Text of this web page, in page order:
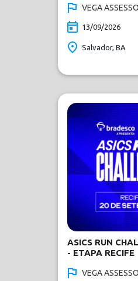
VEGA
13/09/2026
Salvador, BA
ASICS RUN
- ETAPA RECIFE
VEGA